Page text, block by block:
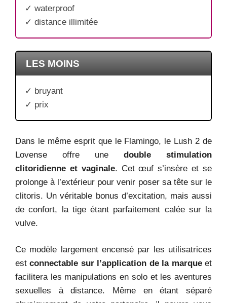
✓ waterproof
✓ distance illimitée
LES MOINS
✓ bruyant
✓ prix
Dans le même esprit que le Flamingo, le Lush 2 de
Lovense offre une double stimulation
clitoridienne et vaginale. Cet œuf s’insère et se
prolonge à l’extérieur pour venir poser sa tête sur le
clitoris. Un véritable bonus d’excitation, mais aussi
de confort, la tige étant parfaitement calée sur la
vulve.
Ce modèle largement encensé par les utilisatrices
estconnectable sur l’application de la marqueet
facilitera les manipulations en solo et les aventures
sexuelles à distance. Même en étant séparé